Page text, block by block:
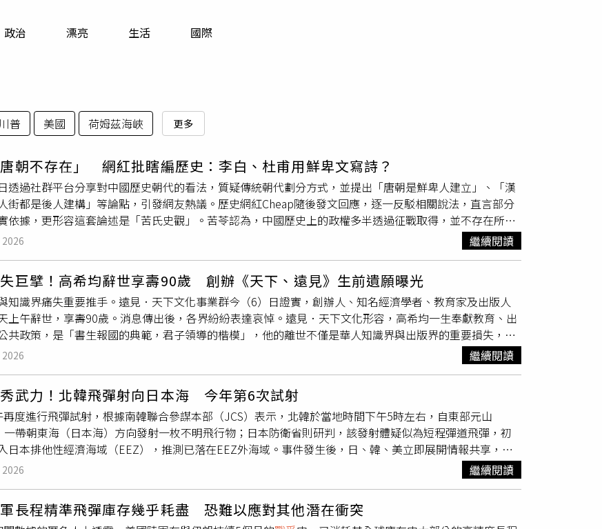
運勢
政治 漂亮 生活 國際
普 美國 荷姆茲海峽 更多
朝不存在」 網紅批瞎編歷史：李白、杜甫用鮮卑文寫詩？
透過社群平台分享對中國歷史朝代的看法，質疑傳統朝代劃分方式，並提出「唐朝是鮮卑人建立」、「漢
街都是後人建構」等論點，引發網友熱議。歷史網紅Cheap隨後發文回應，逐一反駁相關說法，直言部分
依據，更形容這套論述是「苦氏史觀」。苦苓認為，中國歷史上的政權多半透過征戰取得，並不存在所謂
代傳承，因此以「某朝」區分歷史，主要是後人為了塑造「中華民族一脈相承」所建立的概念，強調「歷
個『朝』都不存在」。他並主張，唐朝皇室具有鮮卑背景，皇帝冒用李姓、平時使用鮮卑語，「漢唐文
典》對「朝代」的定義指出，朝代原本就是指一姓帝王統治的時期，也是歷史研究中劃分不同時代的重要
治、文化及制度等發展，並非近代才因政治教育而產生的概念。Cheap也以英國王室為例表示，即使英國
United Kingdom」，並未將王朝名稱寫入國名，也不代表溫莎王朝不存在，認為苦苓的推論並不合理。針
統議題，Cheap表示，李唐皇室確實具有部分鮮卑血緣，但李淵、李世民始終以漢人政權繼承者自居，政
傳統也延續中原體系。他並質疑苦苓所稱「唐朝人平時講鮮卑語」缺乏史料支持，「唐朝考科舉要押韻、
語言全都是中古漢語，李白、杜甫是用鮮卑文寫詩嗎？連這種歷史常識都能瞎編？」至於元朝是否屬於中國
則指出，忽必烈建立「中統」年號、定國號為「大元」，均引用中華文化及《易經》典故，顯示其主
朝的政治定位，而非後人強行納入歷史體系。此外，Cheap也表示，雖然歷史上多數政權更替伴隨
等形式的政權移交，例如漢魏之際、魏晉更替，以及清朝滅亡後中華民國成立等，都屬歷史發展過程的一
此否定朝代概念。Cheap最後表示，他支持重新檢視既有歷史敘事，也認同反思黨國教育具有討論空間，
述仍應建立在史料基礎之上，而非以個人推論取代史實。他直言，若缺乏充分證據便提出「唐朝人講鮮卑
只會形成另一套缺乏依據的「苦氏史觀」，也再度引發網路對歷史詮釋的討論。
繼續閱讀
巨擘！高希均辭世享壽90歲 創辦《天下、遠見》生前遺願曝光
知識界痛失重要推手。遠見．天下文化事業群今（6）日證實，創辦人、知名經濟學者、教育家及出版人
上午辭世，享壽90歲。消息傳出後，各界紛紛表達哀悼。遠見．天下文化形容，高希均一生奉獻教育、出
共政策，是「書生報國的典範，君子領導的楷模」，他的離世不僅是華人知識界與出版界的重要損失，更
辨與進步觀念等珍貴精神資產，持續影響後世。高希均1936年出生於南京，1949年隨家人來台，1959年
造，1964年取得美國密西根州立大學經濟發展博士學位，隨後進入美國威斯康辛大學河城校區任教，歷任助
授及經濟系主任，並持續投入經濟發展研究與英文學術論文發表。1971年起連續擔任兩屆經濟系主任，曾
出教育家，1974年獲頒威斯康辛大學傑出教授獎，1998年退休後獲聘為榮譽教授。返台後，高希均將多年
事務，自1969年起陸續擔任行政院各部會顧問及台灣大學商學院客座教授，積極參與國家經濟政策研究與
注台灣經濟發展、教育改革及公共治理，希望透過知識與政策討論，為社會帶來更多正向改變。相較於學
均在出版與閱讀推廣上的影響更為深遠。他先後與殷允芃、王力行共同創辦《天下雜誌》，之後成立《天
社，再創辦《遠見雜誌》，2002年進一步推出「未來親子」，持續推廣兒童閱讀與終身學習，最終打造出
下文化事業群」，數十年來以傳播知識、推廣閱讀、倡議進步觀念及推動文明社會為核心理念，深刻影響台
華文閱讀文化。除了建立出版平台，高希均也持續將國際新知引進台灣。自1990年代起，他陸續邀請競爭
波特，以及管理學者韓第、彼得．聖吉、約瑟夫．奈伊、湯馬斯．佛里曼、傅高義等多位國際知名學者來
繼續閱讀
武力！北韓飛彈射向日本海 今年第6次試射
度進行飛彈試射，根據南韓聯合參謀本部（JCS）表示，北韓於當地時間下午5時左右，自東部元山
一帶朝東海（日本海）方向發射一枚不明飛行物；日本防衛省則研判，該發射體疑似為短程彈道飛彈，初
日本排他性經濟海域（EEZ），推測已落在EEZ外海域。事件發生後，日、韓、美立即展開情報共享，日
啟動危機應變機制，目前未傳出船舶、航空器或人員受損情形。北韓近期頻繁進行武器試射，再度引發國
關注。綜合《韓聯社》、《日本放送協會》（NHK）及《美聯社》等外媒報導，日本防衛省表示，飛彈於下
後，約下午5時30分確認未飛入日本EEZ，防衛省相關人士研判，飛彈已落在EEZ外海域，對日本未造成直
海上保安廳則於下午5時40分表示，尚未接獲任何船舶受損通報，相關單位仍持續監控飛彈落區及周邊海
繼續閱讀
長程精準飛彈庫存幾乎耗盡 恐難以應對其他潛在衝突